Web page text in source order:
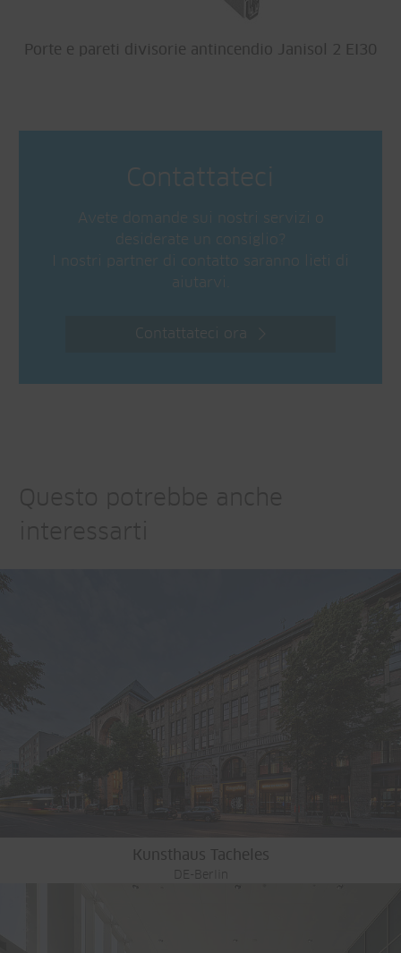
Porte e pareti divisorie antincendio Janisol 2 EI30
Contattateci
Avete domande sui nostri servizi o
desiderate un consiglio?
I nostri partner di contatto saranno lieti di
aiutarvi.
Contattateci ora
Kunsthaus Tacheles
DE-Berlin